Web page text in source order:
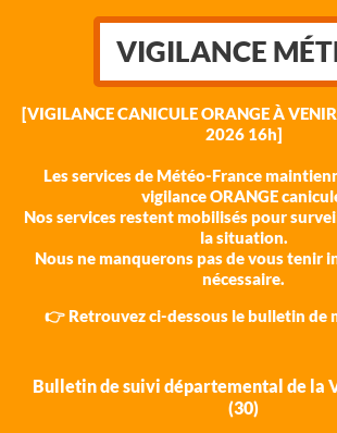
VIGILANCE
[VIGILANCE CANICULE ORANGE À
2026 16h]
Les services de Météo-France
vigilance ORANGE
Nos services restent mobilisés pour
la situation.
Nous ne manquerons pas de vous tenir
nécessaire.
👉 Retrouvez ci-dessous le bulletin de
Bulletin de suivi départemental de la
(30)